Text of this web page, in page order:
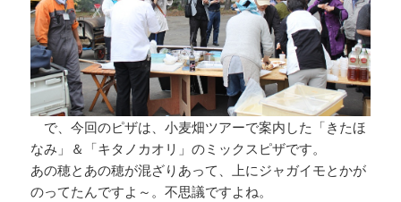
で、今回のピザは、小麦畑ツアーで案内した「きたほ
なみ」＆「キタノカオリ」のミックスピザです。
あの穂とあの穂が混ざりあって、上にジャガイモとかが
のってたんですよ～。不思議ですよね。